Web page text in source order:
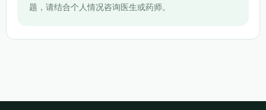
题，请结合个人情况咨询医生或药师。